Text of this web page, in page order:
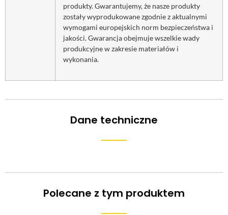
produkty. Gwarantujemy, że nasze produkty
zostały wyprodukowane zgodnie z aktualnymi
wymogami europejskich norm bezpieczeństwa i
jakości. Gwarancja obejmuje wszelkie wady
produkcyjne w zakresie materiałów i
wykonania.
Dane techniczne
Polecane z tym produktem